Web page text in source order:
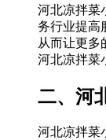
河北凉拌菜
务行业提高
从而让更多
河北凉拌菜
二、河
河北凉拌菜